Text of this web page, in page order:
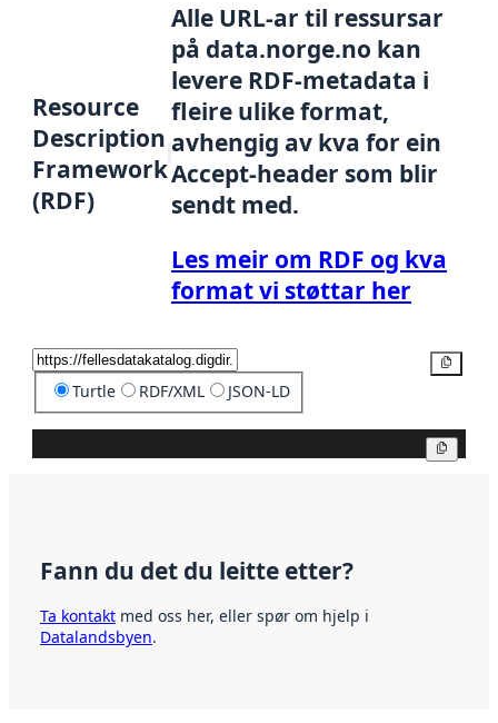
Resource
Description
Framework
(RDF)
Alle URL-ar til ressursar
på data.norge.no kan
levere RDF-metadata i
fleire ulike format,
avhengig av kva for ein
Accept-header som blir
sendt med.
Les meir om RDF og kva
format vi støttar her
Turtle RDF/XML JSON-LD
Fann du det du leitte etter?
Ta kontakt med oss her, eller spør om hjelp i
Datalandsbyen.